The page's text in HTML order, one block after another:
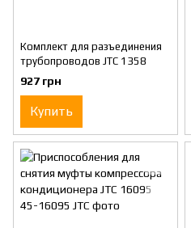
Комплект для разъединения
трубопроводов JTC 1358
927 грн
Купить